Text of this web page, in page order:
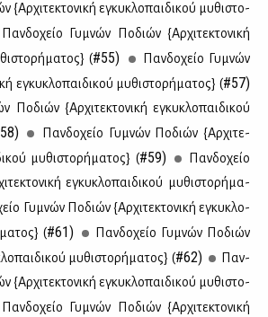
{Αρ­χι­τε­κτο­νι­κή εγκυ­κλο­παι­δι­κού μυ­θι­στο­
Παν­δο­χείο Γυ­μνών Πο­διών {Αρ­χι­τε­κτο­νι­κή
(#55)
Παν­δο­χείο Γυ­μνών
εγκυ­κλο­παι­δι­κού μυ­θι­στο­ρή­μα­τος} (#57)
Πο­διών {Αρ­χι­τε­κτο­νι­κή εγκυ­κλο­παι­δι­κού
Παν­δο­χείο Γυ­μνών Πο­διών {Αρ­χι­τε­
μυ­θι­στο­ρή­μα­τος} (#59)
Παν­δο­χείο
εγκυ­κλο­παι­δι­κού μυ­θι­στο­ρή­μα­
Γυ­μνών Πο­διών {Αρ­χι­τε­κτο­νι­κή εγκυ­κλο­
(#61)
Παν­δο­χείο Γυ­μνών Πο­διών
μυ­θι­στο­ρή­μα­τος} (#62)
Παν­
{Αρ­χι­τε­κτο­νι­κή εγκυ­κλο­παι­δι­κού μυ­θι­στο­
Παν­δο­χείο Γυ­μνών Πο­διών {Αρ­χι­τε­κτο­νι­κή